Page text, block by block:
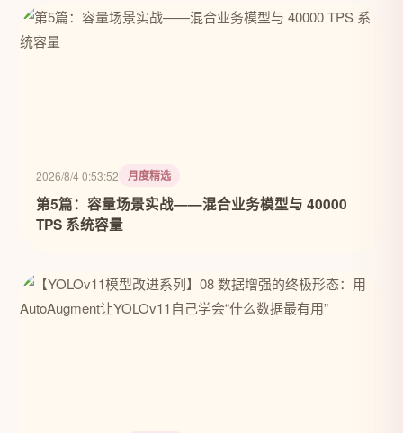
2026/8/4 0:53:52 月度精选
第5篇：容量场景实战——混合业务模型与 40000
TPS 系统容量